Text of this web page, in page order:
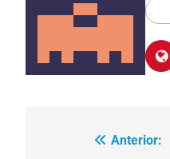
Navegación
Anterior: